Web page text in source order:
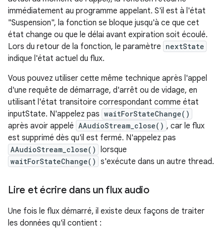
immédiatement au programme appelant. S'il est à l'état
"Suspension", la fonction se bloque jusqu'à ce que cet
état change ou que le délai avant expiration soit écoulé.
Lors du retour de la fonction, le paramètre nextState
indique l'état actuel du flux.
Vous pouvez utiliser cette même technique après l'appel
d'une requête de démarrage, d'arrêt ou de vidage, en
utilisant l'état transitoire correspondant comme état
inputState. N'appelez pas waitForStateChange()
après avoir appelé AAudioStream_close() , car le flux
est supprimé dès qu'il est fermé. N'appelez pas
AAudioStream_close() lorsque
waitForStateChange() s'exécute dans un autre thread.
Lire et écrire dans un flux audio
Une fois le flux démarré, il existe deux façons de traiter
les données qu'il contient :